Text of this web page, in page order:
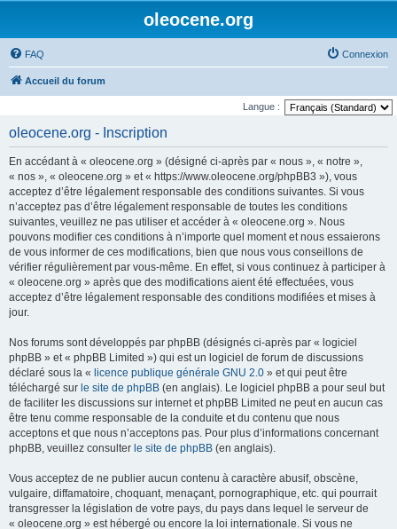
oleocene.org
FAQ Connexion
Accueil du forum
Langue :
oleocene.org - Inscription
En accédant à « oleocene.org » (désigné ci-après par « nous », « notre »,
« nos », « oleocene.org » et « https://www.oleocene.org/phpBB3 »), vous
acceptez d’être légalement responsable des conditions suivantes. Si vous
n’acceptez pas d’être légalement responsable de toutes les conditions
suivantes, veuillez ne pas utiliser et accéder à « oleocene.org ». Nous
pouvons modifier ces conditions à n’importe quel moment et nous essaierons
de vous informer de ces modifications, bien que nous vous conseillons de
vérifier régulièrement par vous-même. En effet, si vous continuez à participer à
« oleocene.org » après que des modifications aient été effectuées, vous
acceptez d’être légalement responsable des conditions modifiées et mises à
jour.
Nos forums sont développés par phpBB (désignés ci-après par « logiciel
phpBB » et « phpBB Limited ») qui est un logiciel de forum de discussions
déclaré sous la « licence publique générale GNU 2.0 » et qui peut être
téléchargé sur le site de phpBB (en anglais). Le logiciel phpBB a pour seul but
de faciliter les discussions sur internet et phpBB Limited ne peut en aucun cas
être tenu comme responsable de la conduite et du contenu que nous
acceptons et que nous n’acceptons pas. Pour plus d’informations concernant
phpBB, veuillez consulter le site de phpBB (en anglais).
Vous acceptez de ne publier aucun contenu à caractère abusif, obscène,
vulgaire, diffamatoire, choquant, menaçant, pornographique, etc. qui pourrait
transgresser la législation de votre pays, du pays dans lequel le serveur de
« oleocene.org » est hébergé ou encore la loi internationale. Si vous ne